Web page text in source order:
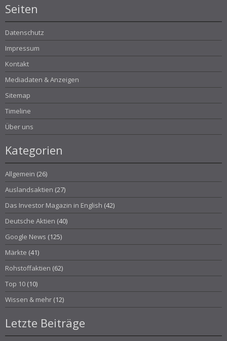
Seiten
Datenschutz
Impressum
Kontakt
Mediadaten & Anzeigen
Sitemap
Timeline
Über uns
Kategorien
Allgemein (26)
Auslandsaktien (27)
Das Investor Magazin in English (42)
Deutsche Aktien (40)
Google News (125)
Märkte (41)
Rohstoffaktien (62)
Top 10 (10)
Wissen & mehr (12)
Letzte Beiträge